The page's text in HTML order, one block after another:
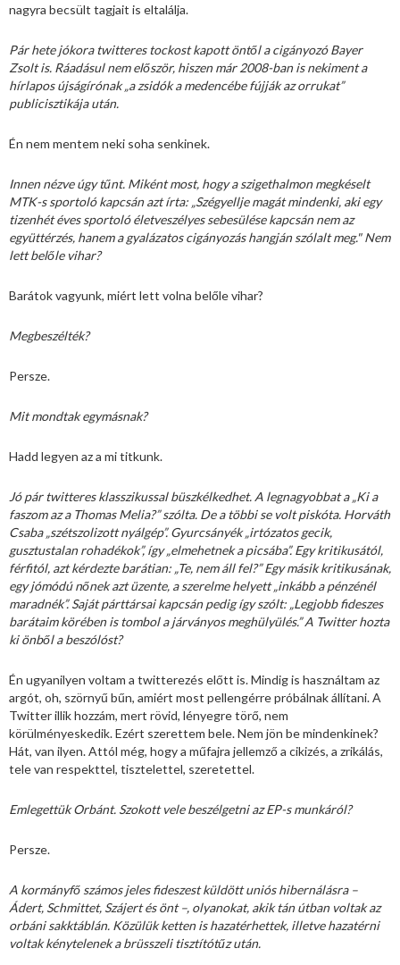
nagyra becsült tagjait is eltalálja.
Pár hete jókora twitteres tockost kapott öntől a cigányozó Bayer
Zsolt is. Ráadásul nem először, hiszen már 2008-ban is nekiment a
hírlapos újságírónak „a zsidók a medencébe fújják az orrukat”
publicisztikája után.
Én nem mentem neki soha senkinek.
Innen nézve úgy tűnt. Miként most, hogy a szigethalmon megkéselt
MTK-s sportoló kapcsán azt írta: „Szégyellje magát mindenki, aki egy
tizenhét éves sportoló életveszélyes sebesülése kapcsán nem az
együttérzés, hanem a gyalázatos cigányozás hangján szólalt meg." Nem
lett belőle vihar?
Barátok vagyunk, miért lett volna belőle vihar?
Megbeszélték?
Persze.
Mit mondtak egymásnak?
Hadd legyen az a mi titkunk.
Jó pár twitteres klasszikussal büszkélkedhet. A legnagyobbat a „Ki a
faszom az a Thomas Melia?” szólta. De a többi se volt piskóta. Horváth
Csaba „szétszolizott nyálgép”. Gyurcsányék „irtózatos gecik,
gusztustalan rohadékok”, így „elmehetnek a picsába”. Egy kritikusától,
férfitól, azt kérdezte barátian: „Te, nem áll fel?” Egy másik kritikusának,
egy jómódú nőnek azt üzente, a szerelme helyett „inkább a pénzénél
maradnék”. Saját párttársai kapcsán pedig így szólt: „Legjobb fideszes
barátaim körében is tombol a járványos meghülyülés.” A Twitter hozta
ki önből a beszólóst?
Én ugyanilyen voltam a twitterezés előtt is. Mindig is használtam az
argót, oh, szörnyű bűn, amiért most pellengérre próbálnak állítani. A
Twitter illik hozzám, mert rövid, lényegre törő, nem
körülményeskedik. Ezért szerettem bele. Nem jön be mindenkinek?
Hát, van ilyen. Attól még, hogy a műfajra jellemző a cikizés, a zrikálás,
tele van respekttel, tisztelettel, szeretettel.
Emlegettük Orbánt. Szokott vele beszélgetni az EP-s munkáról?
Persze.
A kormányfő számos jeles fideszest küldött uniós hibernálásra –
Ádert, Schmittet, Szájert és önt –, olyanokat, akik tán útban voltak az
orbáni sakktáblán. Közülük ketten is hazatérhettek, illetve hazatérni
voltak kénytelenek a brüsszeli tisztítótűz után.